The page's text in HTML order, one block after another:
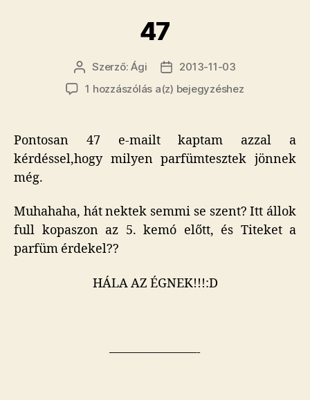
47
Bejegyzés
szerzője
Szerző:Ági
Bejegyzés
dátuma
2013-11-03
1 hozzászólás a(z)47
bejegyzéshez
Pontosan 47 e-mailt kaptam azzal a
kérdéssel,hogy milyen parfümtesztek jönnek
még.
Muhahaha, hát nektek semmi se szent? Itt állok
full kopaszon az 5. kemó előtt, és Titeket a
parfüm érdekel??
HÁLA AZ ÉGNEK!!!:D
———————-